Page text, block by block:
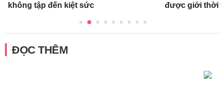
không tập đến kiệt sức
được giới thời
ĐỌC THÊM